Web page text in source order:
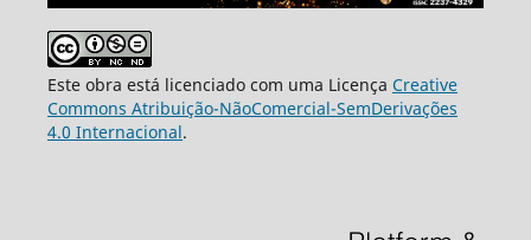
Este obra está licenciado com uma Licença Creative
Commons Atribuição-NãoComercial-SemDerivações
4.0 Internacional.